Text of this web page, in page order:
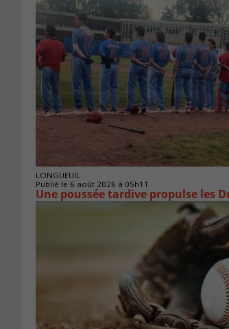
LONGUEUIL
Publié le 6 août 2026 à 05h11
Une poussée tardive propulse les